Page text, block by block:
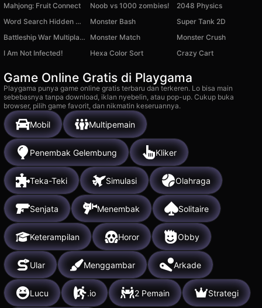
Mahjong: Fruit Connect
Noob vs 1000 zombies!
2048 Physics
Word Search Hidden Words
Monster Bash
Super Tank 2D
Battleship War Multiplayer
Monster Match
Monster Crush
I Am Not Infected!
Hexa Color Sort Crazy Cart
Game Online Gratis di Playgama
Playgama punya game online gratis terbaru dan terkeren. Lo bisa main
sebebasnya tanpa download, iklan nyebelin, atau pop-up. Cukup buka
browser, pilih game favorit, dan nikmatin keseruannya.
Mobil Multipemain
Penembak Gelembung Kliker
Teka-Teki Simulasi Olahraga
Senjata Menembak Solitaire
Keterampilan Horor Obby
Ular Menggambar Arkade
Lucu .io 2 Pemain Strategi